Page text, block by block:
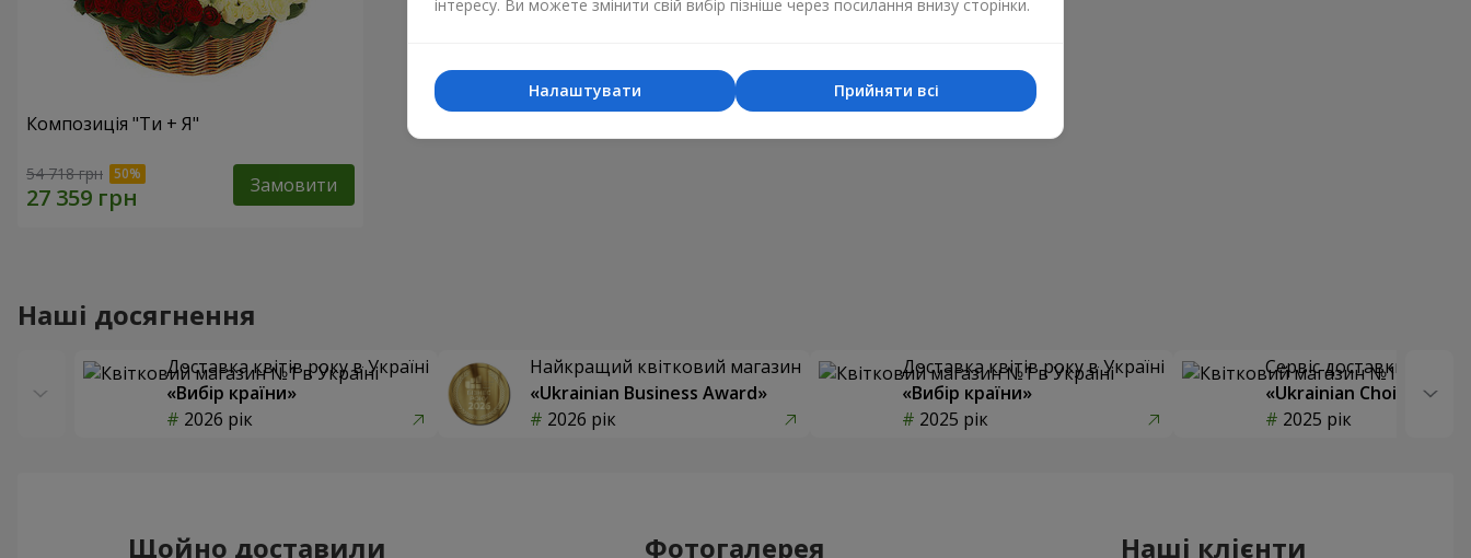
Композиція "Ти + Я"
54 718 грн Замовити
Наші досягнення
Доставка квітів року в Україні
«Вибір країни»
2026 рік
Найкращий квітковий магазин
«Ukrainian Business Award»
2026 рік
Доставка квітів року в Україні
«Вибір країни»
2025 рік
Сервіс доставки квітів
«Ukrainian Choice»
2025 рік
Щойно доставили Фотогалерея Наші клієнти
інтересу. Ви можете змінити свій вибір пізніше через посилання внизу сторінки.
Прийняти всі
Налаштувати